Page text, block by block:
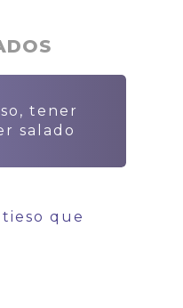
tener
salado
tieso que